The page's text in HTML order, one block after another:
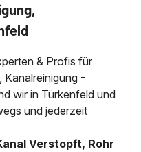
& Profis für
Kanalreinigung -
wir in Türkenfeld und
und jederzeit
Verstopft, Rohr